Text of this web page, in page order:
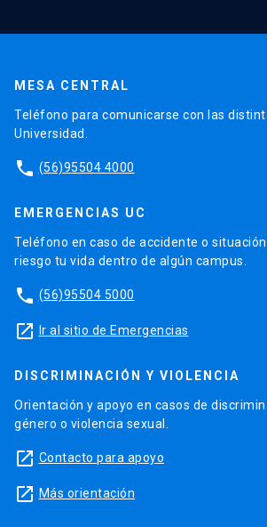
MESA CENTRAL
Teléfono para comunicarse con las
Universidad.
phone (56)95504 4000
EMERGENCIAS UC
Teléfono en caso de accidente o
riesgo tu vida dentro de algún campus.
phone (56)95504 5000
launch Ir al sitio de Emergencias
DISCRIMINACIÓN Y VIOLENCIA
Orientación y apoyo en casos de
género o violencia sexual.
launch Contacto para apoyo
launch Más orientación